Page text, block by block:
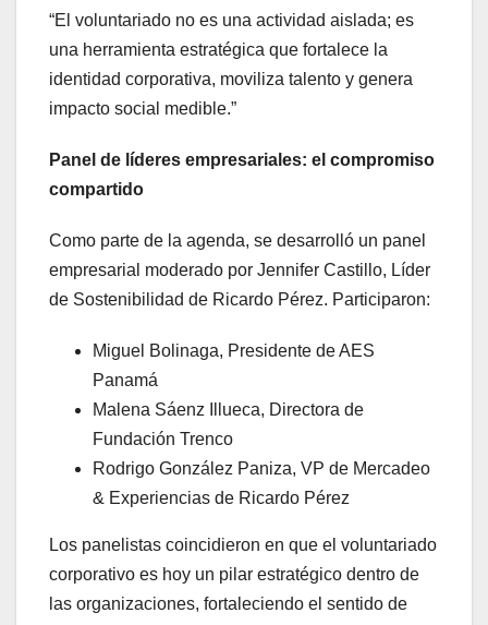
“El voluntariado no es una actividad aislada; es
una herramienta estratégica que fortalece la
identidad corporativa, moviliza talento y genera
impacto social medible.”
Panel de líderes empresariales: el compromiso
compartido
Como parte de la agenda, se desarrolló un panel
empresarial moderado por Jennifer Castillo, Líder
de Sostenibilidad de Ricardo Pérez. Participaron:
Miguel Bolinaga, Presidente de AES
Panamá
Malena Sáenz Illueca, Directora de
Fundación Trenco
Rodrigo González Paniza, VP de Mercadeo
& Experiencias de Ricardo Pérez
Los panelistas coincidieron en que el voluntariado
corporativo es hoy un pilar estratégico dentro de
las organizaciones, fortaleciendo el sentido de